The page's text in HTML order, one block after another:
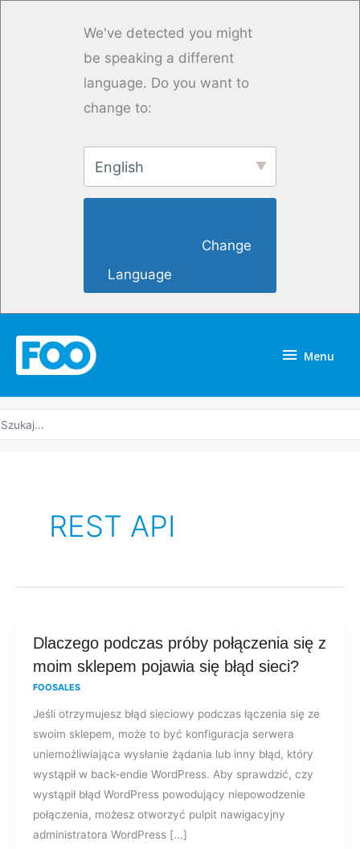
We've detected you might
be speaking a different
language. Do you want to
change to:
English
Language
Menu
REST API
Dlaczego podczas próby połączenia się z
moim sklepem pojawia się błąd sieci?
FOOSALES
Jeśli otrzymujesz błąd sieciowy podczas łączenia się ze
swoim sklepem, może to być konfiguracja serwera
uniemożliwiająca wysłanie żądania lub inny błąd, który
wystąpił w back-endie WordPress. Aby sprawdzić, czy
wystąpił błąd WordPress powodujący niepowodzenie
połączenia, możesz otworzyć pulpit nawigacyjny
administratora WordPress [...]
Dlaczego
podczas
się
z
moim
sklepem
pojawia
się
błąd